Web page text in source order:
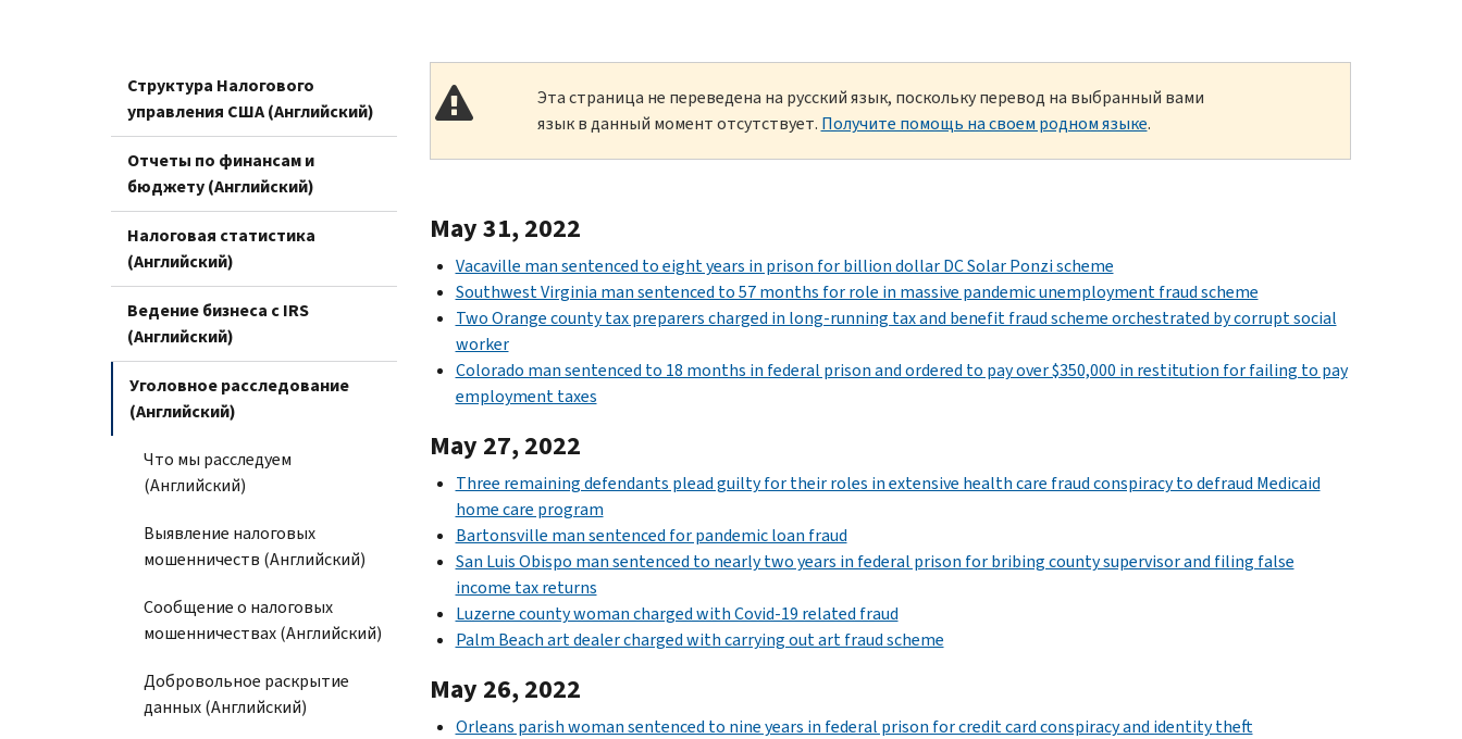
Структура Налогового
управления США (Английский)
Отчеты по финансам и
бюджету (Английский)
Налоговая статистика
(Английский)
Ведение бизнеса с IRS
(Английский)
Уголовное расследование
(Английский)
Что мы расследуем
(Английский)
Выявление налоговых
мошенничеств (Английский)
Сообщение о налоговых
мошенничествах (Английский)
Добровольное раскрытие
данных (Английский)
Эта страница не переведена на русский язык, поскольку перевод на выбранный вами
язык в данный момент отсутствует. Получите помощь на своем родном языке.
May 31, 2022
Vacaville man sentenced to eight years in prison for billion dollar DC Solar Ponzi scheme
Southwest Virginia man sentenced to 57 months for role in massive pandemic unemployment fraud scheme
Two Orange county tax preparers charged in long-running tax and benefit fraud scheme orchestrated by corrupt social
worker
Colorado man sentenced to 18 months in federal prison and ordered to pay over $350,000 in restitution for failing to pay
employment taxes
May 27, 2022
Three remaining defendants plead guilty for their roles in extensive health care fraud conspiracy to defraud Medicaid
home care program
Bartonsville man sentenced for pandemic loan fraud
San Luis Obispo man sentenced to nearly two years in federal prison for bribing county supervisor and filing false
income tax returns
Luzerne county woman charged with Covid-19 related fraud
Palm Beach art dealer charged with carrying out art fraud scheme
May 26, 2022
Orleans parish woman sentenced to nine years in federal prison for credit card conspiracy and identity theft